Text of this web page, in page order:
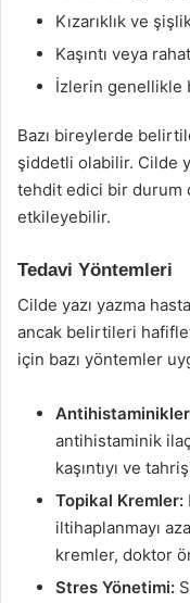
Kızarıklık ve
Kaşıntı veya
İzlerin genellikle
Bazı bireylerde
şiddetli olabilir. Cilde
tehdit edici bir durum
etkileyebilir.
Tedavi Yöntemleri
Cilde yazı yazma
ancak belirtileri
için bazı yöntemler
antihistaminik
kaşıntıyı ve
Topikal Kremler:
iltihaplanmayı
kremler, doktor
Stres Yönetimi: